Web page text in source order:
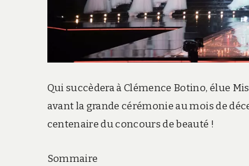
Qui succèdera à Clémence Botino, élue
avant la grande cérémonie au mois de
centenaire du concours de beauté !
Sommaire